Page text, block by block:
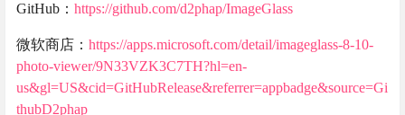
GitHub： https://github.com/d2phap/ImageGlass
微软商店： https://apps.microsoft.com/detail/imageglass-8-10-
photo-viewer/9N33VZK3C7TH?hl=en-
us&gl=US&cid=GitHubRelease&referrer=appbadge&source=Gi
thubD2phap